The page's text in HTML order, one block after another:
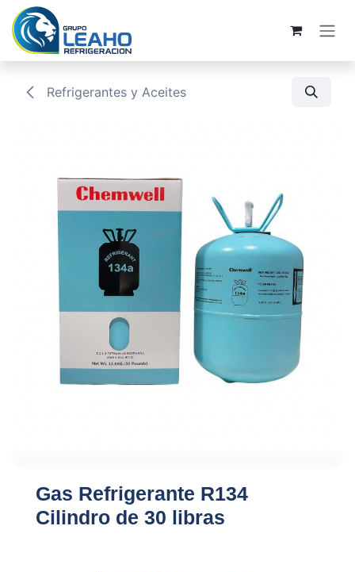
Ir al contenido
Refrigerantes y Aceites
Gas Refrigerante R134
Cilindro de 30 libras